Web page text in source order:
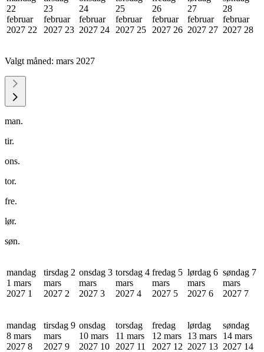
22
februar
2027 22
23
februar
2027 23
24
februar
2027 24
25
februar
2027 25
26
februar
2027 26
27
februar
2027 27
28
februar
2027 28
Valgt måned: mars 2027
man.
tir.
ons.
tor.
fre.
lør.
søn.
mandag
1 mars
2027 1
tirsdag 2
mars
2027 2
onsdag 3
mars
2027 3
torsdag 4
mars
2027 4
fredag 5
mars
2027 5
lørdag 6
mars
2027 6
søndag 7
mars
2027 7
mandag
8 mars
2027 8
tirsdag 9
mars
2027 9
onsdag
10 mars
2027 10
torsdag
11 mars
2027 11
fredag
12 mars
2027 12
lørdag
13 mars
2027 13
søndag
14 mars
2027 14